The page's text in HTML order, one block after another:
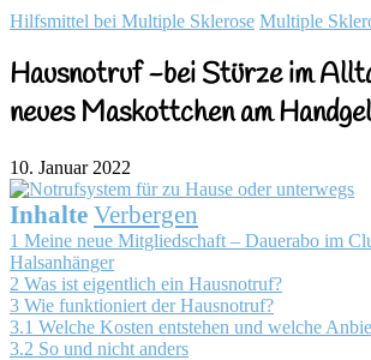
Hilfsmittel bei Multiple Sklerose Multiple
Hausnotruf -bei Stürze im
neues Maskottchen am
10. Januar 2022
Inhalte Verbergen
1 Meine neue Mitgliedschaft – Dauerabo im
Halsanhänger
2 Was ist eigentlich ein Hausnotruf?
3 Wie funktioniert der Hausnotruf?
3.1 Welche Kosten entstehen und welche
3.2 So und nicht anders